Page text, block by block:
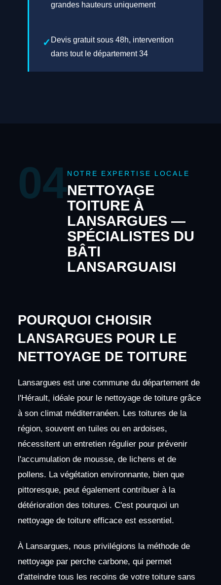
grandes hauteurs uniquement
Devis gratuit sous 48h, intervention
dans tout le département 34
04NOTRE EXPERTISE LOCALE
NETTOYAGE
TOITURE À
LANSARGUES —
SPÉCIALISTES DU
BÂTI
LANSARGUAISI
POURQUOI CHOISIR
LANSARGUES POUR LE
NETTOYAGE DE TOITURE
Lansargues est une commune du département de
l'Hérault, idéale pour le nettoyage de toiture grâce
à son climat méditerranéen. Les toitures de la
région, souvent en tuiles ou en ardoises,
nécessitent un entretien régulier pour prévenir
l'accumulation de mousse, de lichens et de
pollens. La végétation environnante, bien que
pittoresque, peut également contribuer à la
détérioration des toitures. C'est pourquoi un
nettoyage de toiture efficace est essentiel.
À Lansargues, nous privilégions la méthode de
nettoyage par perche carbone, qui permet
d'atteindre tous les recoins de votre toiture sans